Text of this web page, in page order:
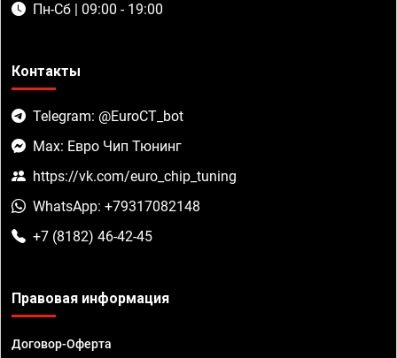
Пн-Сб | 09:00 - 19:00
Контакты
Telegram: @EuroCT_bot
Max: Евро Чип Тюнинг
https://vk.com/euro_chip_tuning
WhatsApp: +79317082148
+7 (8182) 46-42-45
Правовая информация
Договор-Оферта